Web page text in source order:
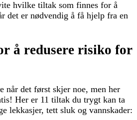
hvilke tiltak som finnes for å
det er nødvendig å få hjelp fra en
å redusere risiko for
når det først skjer noe, men her
Her er 11 tiltak du trygt kan ta
lekkasjer, tett sluk og vannskader: